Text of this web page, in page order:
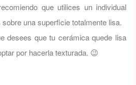
que utilices un individual
una superficie totalmente lisa.
desees que tu cerámica quede lisa
por hacerla texturada. 😉